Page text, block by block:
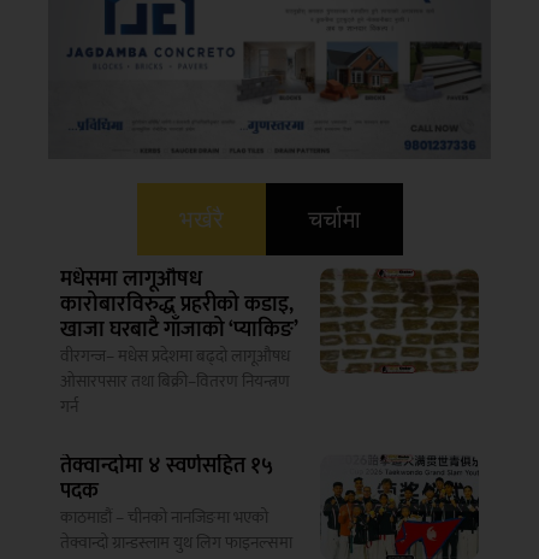
भर्खरै चर्चामा
मधेसमा लागूऔषध
कारोबारविरुद्ध प्रहरीको कडाइ,
खाजा घरबाटै गाँजाको ‘प्याकिङ’
वीरगन्ज– मधेस प्रदेशमा बढ्दो लागूऔषध
ओसारपसार तथा बिक्री–वितरण नियन्त्रण
गर्न
तेक्वान्दोमा ४ स्वर्णसहित १५
पदक
काठमाडौं – चीनको नानजिङमा भएको
तेक्वान्दो ग्रान्डस्लाम युथ लिग फाइनल्समा